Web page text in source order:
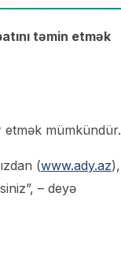
təmin etmək
etmək mümkündür.
(www.ady.az),
– deyə